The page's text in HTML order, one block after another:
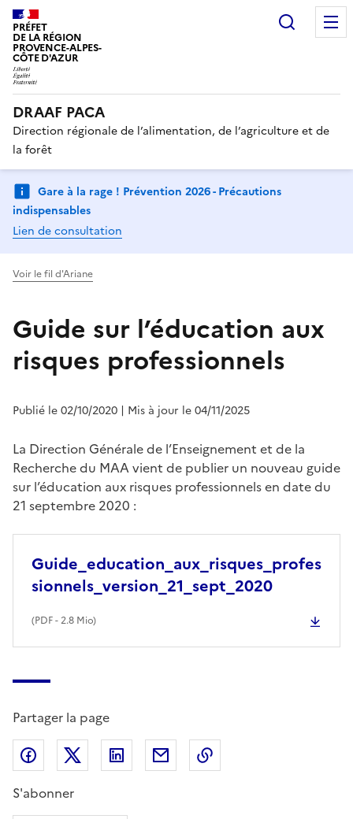
PRÉFET
DE LA RÉGION
PROVENCE-ALPES-
CÔTE D'AZUR
DRAAF PACA
Direction régionale de l’alimentation, de l’agriculture et de
la forêt
Gare à la rage ! Prévention 2026 - Précautions
indispensables
Lien de consultation
Voir le fil d'Ariane
Guide sur l’éducation aux
risques professionnels
Publié le 02/10/2020 | Mis à jour le 04/11/2025
La Direction Générale de l’Enseignement et de la
Recherche du MAA vient de publier un nouveau guide
sur l’éducation aux risques professionnels en date du
21 septembre 2020 :
Guide_education_aux_risques_profes
sionnels_version_21_sept_2020
(PDF- 2.8 Mio)
Partager la page
Partager sur Facebook
Partager sur X (anciennement Twitter)
Partager sur LinkedIn
Partager par email
S'abonner